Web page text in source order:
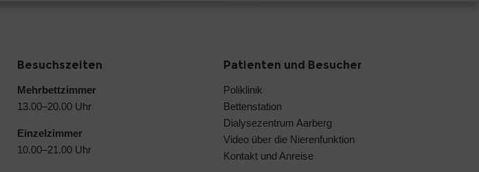
Besuchszeiten
Mehrbettzimmer
13.00–20.00 Uhr
Einzelzimmer
10.00–21.00 Uhr
Patienten und Besucher
Poliklinik
Bettenstation
Dialysezentrum Aarberg
Video über die Nierenfunktion
Kontakt und Anreise